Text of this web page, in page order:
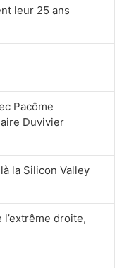
leur 25 ans
Pacôme
Duvivier
la Silicon Valley
l’extrême droite,